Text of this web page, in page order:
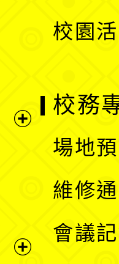
校園
單
校務
場地
維修
會議